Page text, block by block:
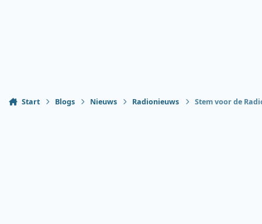
Start Blogs Nieuws Radionieuws Stem voor de